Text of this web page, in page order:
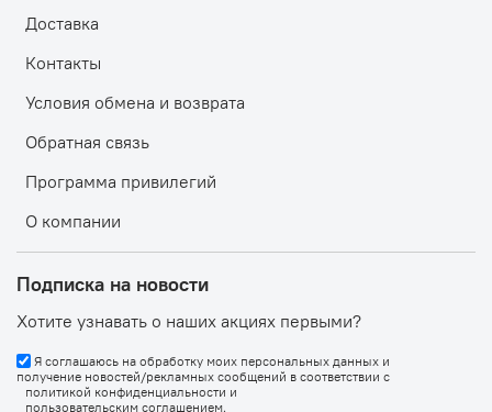
Доставка
Контакты
Условия обмена и возврата
Обратная связь
Программа привилегий
О компании
Подписка на новости
Хотите узнавать о наших акциях первыми?
Я соглашаюсь на обработку моих персональных данных и
получение новостей/рекламных сообщений в соответствии с
политикой конфиденциальности и
пользовательским соглашением.